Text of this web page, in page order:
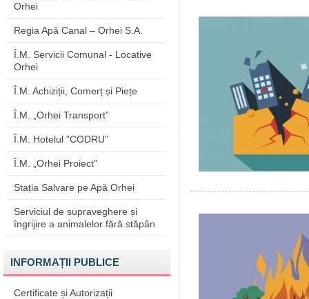
Orhei
Regia Apă Canal – Orhei S.A.
Î.M. Servicii Comunal - Locative
Orhei
Î.M. Achiziții, Comerț și Piețe
Î.M. „Orhei Transport”
Î.M. Hotelul ”CODRU”
Î.M. „Orhei Proiect”
Stația Salvare pe Apă Orhei
Serviciul de supraveghere și
îngrijire a animalelor fără stăpân
INFORMAȚII PUBLICE
Certificate și Autorizații